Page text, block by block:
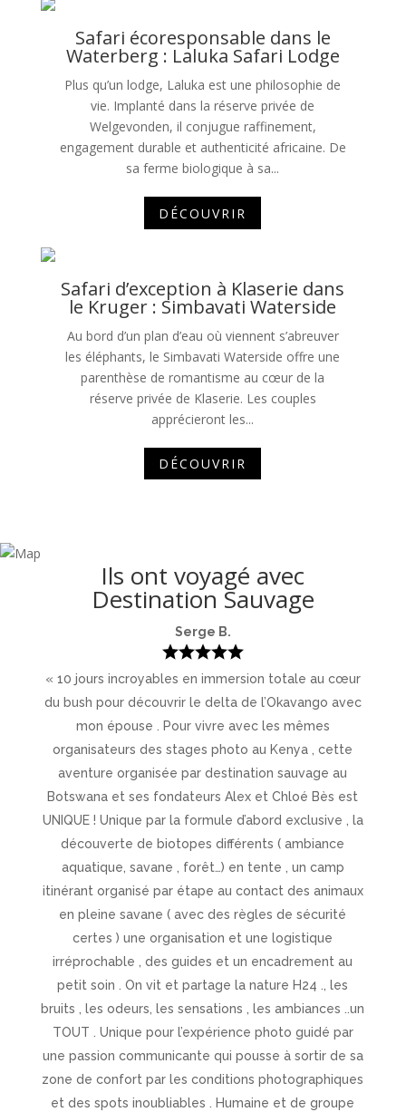
Safari écoresponsable dans le
Waterberg : Laluka Safari Lodge
Plus qu’un lodge, Laluka est une philosophie de
vie. Implanté dans la réserve privée de
Welgevonden, il conjugue raffinement,
engagement durable et authenticité africaine. De
sa ferme biologique à sa...
DÉCOUVRIR
Safari d’exception à Klaserie dans
le Kruger : Simbavati Waterside
Au bord d’un plan d’eau où viennent s’abreuver
les éléphants, le Simbavati Waterside offre une
parenthèse de romantisme au cœur de la
réserve privée de Klaserie. Les couples
apprécieront les...
DÉCOUVRIR
Ils ont voyagé avec
Destination Sauvage
Serge B.
« 10 jours incroyables en immersion totale au cœur
du bush pour découvrir le delta de l’Okavango avec
mon épouse . Pour vivre avec les mêmes
organisateurs des stages photo au Kenya , cette
aventure organisée par destination sauvage au
Botswana et ses fondateurs Alex et Chloé Bès est
UNIQUE ! Unique par la formule d’abord exclusive , la
découverte de biotopes différents ( ambiance
aquatique, savane , forêt…) en tente , un camp
itinérant organisé par étape au contact des animaux
en pleine savane ( avec des règles de sécurité
certes ) une organisation et une logistique
irréprochable , des guides et un encadrement au
petit soin . On vit et partage la nature H24 ., les
bruits , les odeurs, les sensations , les ambiances ..un
TOUT . Unique pour l’expérience photo guidé par
une passion communicante qui pousse à sortir de sa
zone de confort par les conditions photographiques
et des spots inoubliables . Humaine et de groupe